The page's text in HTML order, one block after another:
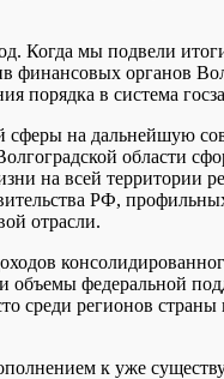
Когда мы подвели
органов
порядка в система
на дальнейшую
области
на всей территории
РФ,
отрасли.
федеральной
среди регионов
к уже